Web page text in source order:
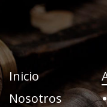
Inicio
Nosotros